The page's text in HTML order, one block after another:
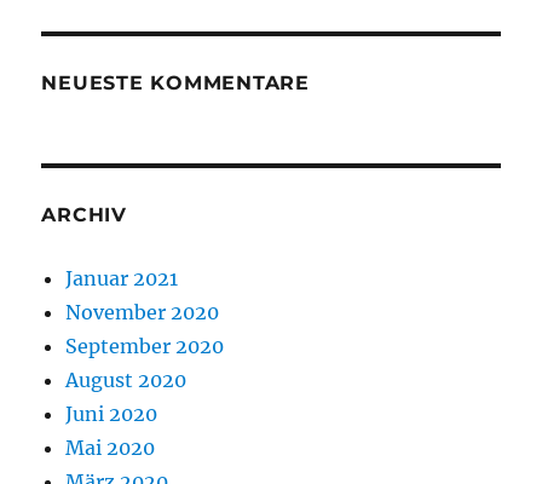
NEUESTE KOMMENTARE
ARCHIV
Januar 2021
November 2020
September 2020
August 2020
Juni 2020
Mai 2020